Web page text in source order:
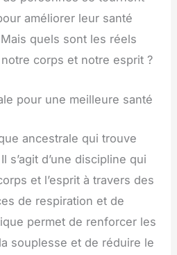
améliorer leur santé
quels sont les réels
corps et notre esprit ?
pour une meilleure santé
ancestrale qui trouve
s’agit d’une discipline qui
et l’esprit à travers des
de respiration et de
permet de renforcer les
souplesse et de réduire le